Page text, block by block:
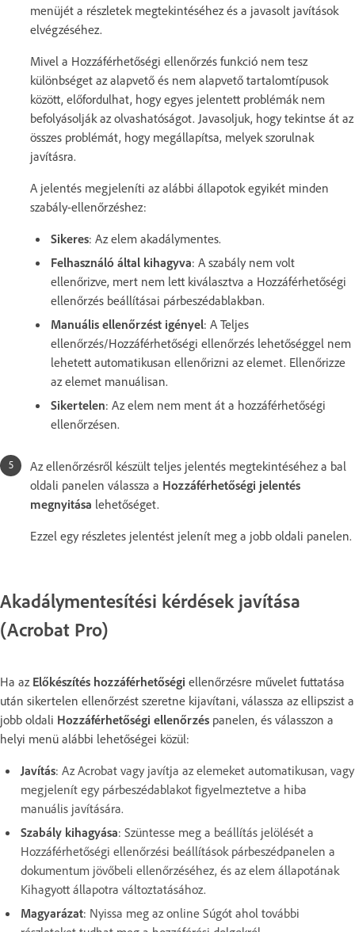
menüjét a részletek megtekintéséhez és a javasolt javítások
elvégzéséhez.
Mivel a Hozzáférhetőségi ellenőrzés funkció nem tesz
különbséget az alapvető és nem alapvető tartalomtípusok
között, előfordulhat, hogy egyes jelentett problémák nem
befolyásolják az olvashatóságot. Javasoljuk, hogy tekintse át az
összes problémát, hogy megállapítsa, melyek szorulnak
javításra.
A jelentés megjeleníti az alábbi állapotok egyikét minden
szabály-ellenőrzéshez:
Sikeres: Az elem akadálymentes.
Felhasználó által kihagyva: A szabály nem volt
ellenőrizve, mert nem lett kiválasztva a Hozzáférhetőségi
ellenőrzés beállításai párbeszédablakban.
Manuális ellenőrzést igényel: A Teljes
ellenőrzés/Hozzáférhetőségi ellenőrzés lehetőséggel nem
lehetett automatikusan ellenőrizni az elemet. Ellenőrizze
az elemet manuálisan.
Sikertelen: Az elem nem ment át a hozzáférhetőségi
ellenőrzésen.
Az ellenőrzésről készült teljes jelentés megtekintéséhez a bal
oldali panelen válassza a Hozzáférhetőségi jelentés
megnyitása lehetőséget.
Ezzel egy részletes jelentést jelenít meg a jobb oldali panelen.
Akadálymentesítési kérdések javítása
(Acrobat Pro)
Ha az Előkészítés hozzáférhetőségi ellenőrzésre művelet futtatása
után sikertelen ellenőrzést szeretne kijavítani, válassza az ellipszist a
jobb oldali Hozzáférhetőségi ellenőrzés panelen, és válasszon a
helyi menü alábbi lehetőségei közül:
Javítás: Az Acrobat vagy javítja az elemeket automatikusan, vagy
megjelenít egy párbeszédablakot figyelmeztetve a hiba
manuális javítására.
Szabály kihagyása: Szüntesse meg a beállítás jelölését a
Hozzáférhetőségi ellenőrzési beállítások párbeszédpanelen a
dokumentum jövőbeli ellenőrzéséhez, és az elem állapotának
Kihagyott állapotra változtatásához.
Magyarázat: Nyissa meg az online Súgót ahol további